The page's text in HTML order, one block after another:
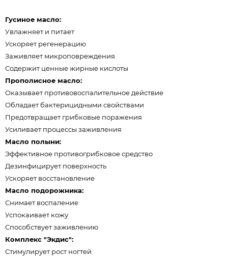
Гусиное масло:
Увлажняет и питает
Ускоряет регенерацию
Заживляет микроповреждения
Содержит ценные жирные кислоты
Прополисное масло:
Оказывает противовоспалительное действие
Обладает бактерицидными свойствами
Предотвращает грибковые поражения
Усиливает процессы заживления
Масло полыни:
Эффективное противогрибковое средство
Дезинфицирует поверхность
Ускоряет восстановление
Масло подорожника:
Снимает воспаление
Успокаивает кожу
Способствует заживлению
Комплекс "Экдис":
Стимулирует рост ногтей